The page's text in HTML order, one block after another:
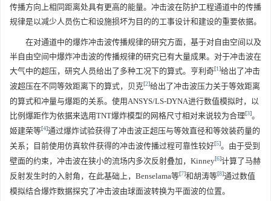
传播方向上相同距离处具有更高的能量。冲击波在防护工程通道中的传播
规律是以减少人员伤亡和设施损坏为目的的工事设计和建设的重要依据。
在对通道中的爆炸冲击波传播规律的研究方面，基于对自由空间以及
半自由空间中爆炸冲击波的传播规律的研究已有大量成果。对于冲击波在
大气中的超压，研究人员给出了多种工况下的算式。亨利奇[1]给出了冲击
波超压在不同等效距离下的算式，贝克[2]给出了冲击波压力关于等效距离
的算式和冲量与爆距的关系。使用ANSYS/LS-DYNA进行数值模拟时，以
比例爆距作为依据来选用TNT爆炸模型的网格尺寸相对来说较为合理[3]。
姬建荣等[4]通过爆炸试验获得了冲击波正超压与等效直径和等效装药量的
关系；目前使用仿真软件获得的冲击波传播过程可靠性较好[5]。由于受到
壁面的约束，冲击波在狭小的流场内多次反射叠加，Kinney[6]计算了马赫
反射发生时的入射角，在此基础上，Benselama等[7]和胡涛等[8]通过数值
模拟结合爆炸数据探究了冲击波由球面波转换为平面波的位置。